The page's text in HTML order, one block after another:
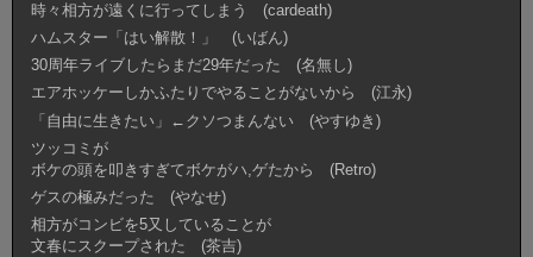
時々相方が遠くに行ってしまう (cardeath)
ハムスター「はい解散！」 (いばん)
30周年ライブしたらまだ29年だった (名無し)
エアホッケーしかふたりでやることがないから (江永)
「自由に生きたい」←クソつまんない (やすゆき)
ツッコミが
ボケの頭を叩きすぎてボケがハ,ゲたから (Retro)
ゲスの極みだった (やなせ)
相方がコンビを5又していることが
文春にスクープされた (茶吉)